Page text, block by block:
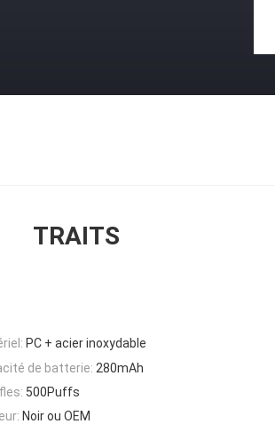
TRAITS
PC + acier inoxydable
de batterie: 280mAh
500Puffs
Noir ou OEM